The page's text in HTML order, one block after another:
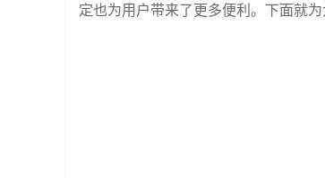
定也为用户带来了更多便利。下面就